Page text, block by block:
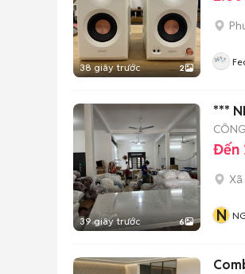
38 giây trước 2
39 giây trước 6
***
Đến
Xã
N